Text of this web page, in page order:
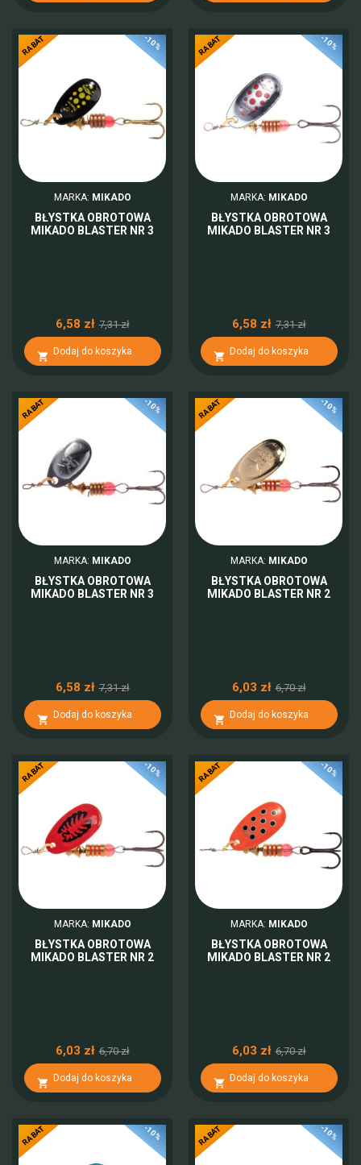
-10%
RABAT
MARKA: MIKADO
BŁYSTKA OBROTOWA
MIKADO BLASTER NR 3
6,58 zł 7,31 zł
 Dodaj do koszyka
-10%
RABAT
MARKA: MIKADO
BŁYSTKA OBROTOWA
MIKADO BLASTER NR 3
6,58 zł 7,31 zł
 Dodaj do koszyka
-10%
RABAT
MARKA: MIKADO
BŁYSTKA OBROTOWA
MIKADO BLASTER NR 3
6,58 zł 7,31 zł
 Dodaj do koszyka
-10%
RABAT
MARKA: MIKADO
BŁYSTKA OBROTOWA
MIKADO BLASTER NR 2
6,03 zł 6,70 zł
 Dodaj do koszyka
-10%
RABAT
MARKA: MIKADO
BŁYSTKA OBROTOWA
MIKADO BLASTER NR 2
6,03 zł 6,70 zł
 Dodaj do koszyka
-10%
RABAT
MARKA: MIKADO
BŁYSTKA OBROTOWA
MIKADO BLASTER NR 2
6,03 zł 6,70 zł
 Dodaj do koszyka
-10%
RABAT -10%
RABAT